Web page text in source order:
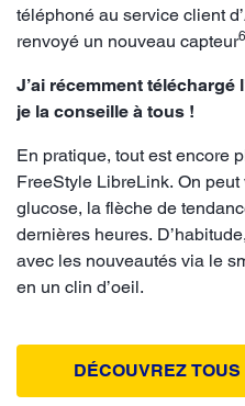
téléphoné au service client
renvoyé un nouveau capteur6
J’ai récemment téléchargé
je la conseille à tous !
En pratique, tout est encore
FreeStyle LibreLink. On
glucose, la flèche de
dernières heures.
avec les nouveautés via le
en un clin d’oeil.
DÉCOUVREZ